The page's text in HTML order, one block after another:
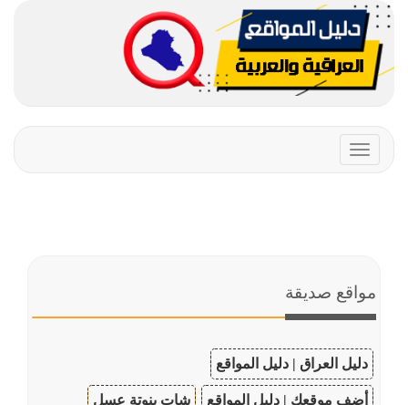
Toggle
navigation
مواقع صديقة
دليل العراق | دليل المواقع
أضف موقعك | دليل المواقع شات بنوتة عسل